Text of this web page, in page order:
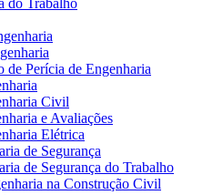
de Perícia de Engenharia
Civil
e Avaliações
Elétrica
de Segurança
de Segurança do Trabalho
na Construção Civil